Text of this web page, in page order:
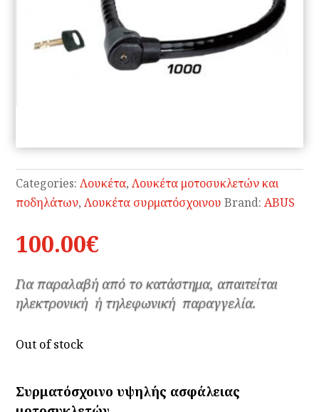
Categories:Λουκέτα,Λουκέτα μοτοσυκλετών και
ποδηλάτων,Λουκέτα συρματόσχοινου Brand:ABUS
100.00€
Για παραλαβή από το κατάστημα, απαιτείται
ηλεκτρονική ή τηλεφωνική παραγγελία.
Out of stock
Συρματόσχοινο υψηλής ασφάλειας